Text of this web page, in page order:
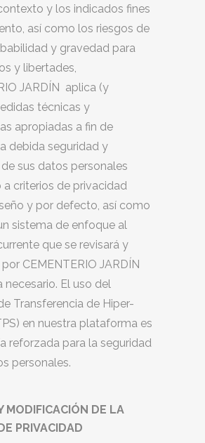
y los indicados fines
así como los riesgos de
y gravedad para
y libertades,
JARDÍN aplica (y
técnicas y
apropiadas a fin de
debida seguridad y
sus datos personales
a criterios de privacidad
y por defecto, así como
sistema de enfoque al
que se revisará y
CEMENTERIO JARDÍN
necesario. El uso del
Transferencia de Hiper-
en nuestra plataforma es
reforzada para la seguridad
personales.
MODIFICACIÓN DE LA
PRIVACIDAD